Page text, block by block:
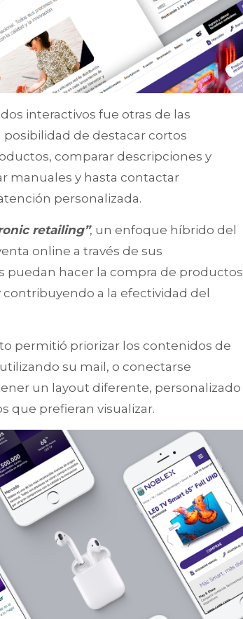
interactivos fue otras de las
posibilidad de destacar cortos
comparar descripciones y
manuales y hasta contactar
personalizada.
retailing”, un enfoque híbrido del
online a través de sus
puedan hacer la compra de productos
a la efectividad del
permitió priorizar los contenidos de
su mail, o conectarse
un layout diferente, personalizado
que prefieran visualizar.